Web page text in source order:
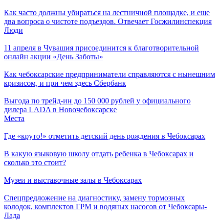
Как часто должны убираться на лестничной площадке, и еще
два вопроса о чистоте подъездов. Отвечает Госжилинспекция
Люди
11 апреля в Чувашия присоединится к благотворительной
онлайн акции «День Заботы»
Как чебоксарские предприниматели справляются с нынешним
кризисом, и при чем здесь Сбербанк
Выгода по трейд-ин до 150 000 рублей у официального
дилера LADA в Новочебоксарске
Места
Где «круто!» отметить детский день рождения в Чебоксарах
В какую языковую школу отдать ребенка в Чебоксарах и
сколько это стоит?
Музеи и выставочные залы в Чебоксарах
Спецпредложение на диагностику, замену тормозных
колодок, комплектов ГРМ и водяных насосов от Чебоксары-
Лада